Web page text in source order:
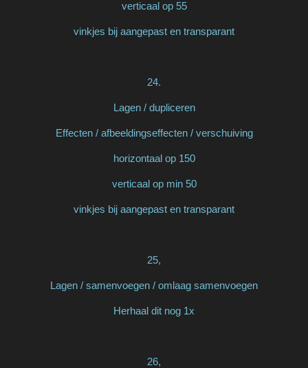
verticaal op 55
vinkjes bij aangepast en transparant
24.
Lagen / dupliceren
Effecten / afbeeldingseffecten / verschuiving
horizontaal op 150
verticaal op min 50
vinkjes bij aangepast en transparant
25,
Lagen / samenvoegen / omlaag samenvoegen
Herhaal dit nog 1x
26,